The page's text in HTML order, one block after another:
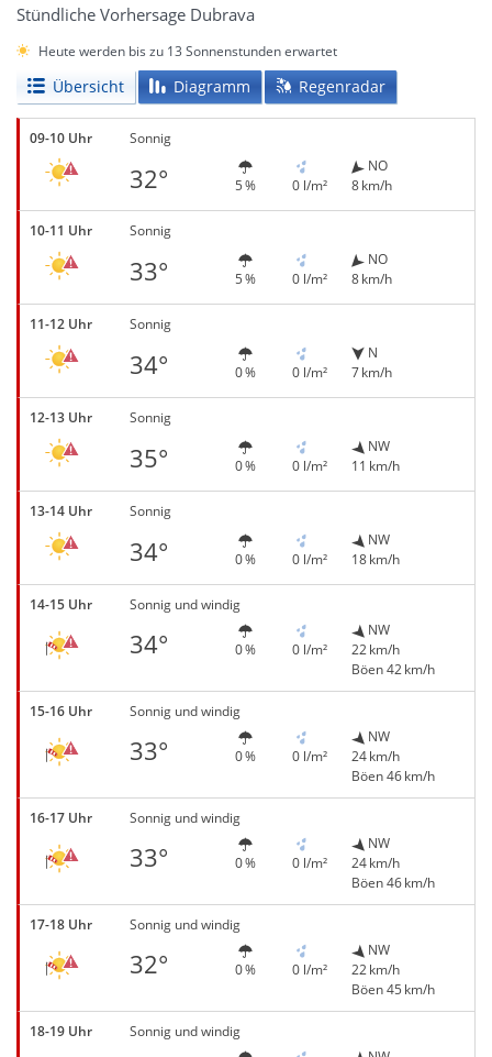
Stündliche Vorhersage Dubrava
Heute werden bis zu 13 Sonnenstunden erwartet
Übersicht Diagramm Regenradar
09-10 Uhr Sonnig
32° 5 % 0 l/m²
NO
8 km/h
10-11 Uhr Sonnig
33° 5 % 0 l/m²
NO
8 km/h
11-12 Uhr Sonnig
34° 0 % 0 l/m²
N
7 km/h
12-13 Uhr Sonnig
35° 0 % 0 l/m²
NW
11 km/h
13-14 Uhr Sonnig
34° 0 % 0 l/m²
NW
18 km/h
14-15 Uhr Sonnig und windig
34° 0 % 0 l/m²
NW
22 km/h
Böen 42 km/h
15-16 Uhr Sonnig und windig
33° 0 % 0 l/m²
NW
24 km/h
Böen 46 km/h
16-17 Uhr Sonnig und windig
33° 0 % 0 l/m²
NW
24 km/h
Böen 46 km/h
17-18 Uhr Sonnig und windig
32° 0 % 0 l/m²
NW
22 km/h
Böen 45 km/h
18-19 Uhr Sonnig und windig